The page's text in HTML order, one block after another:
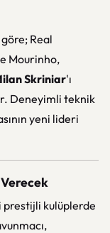
Real
Mourinho,
Skriniar'ı
Deneyimli teknik
yeni lideri
prestijli kulüplerde